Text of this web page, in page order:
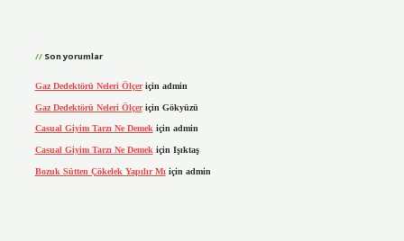
Son yorumlar
Gaz Dedektörü Neleri Ölçeriçin admin
Gaz Dedektörü Neleri Ölçeriçin Gökyüzü
Casual Giyim Tarzı Ne Demekiçin admin
Casual Giyim Tarzı Ne Demek için Işıktaş
Bozuk Sütten Çökelek Yapılır Mı için admin